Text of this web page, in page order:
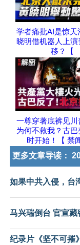
学者痛批AI是惊天
晓明借机器人上演
移？【
一尊穿著底裤见川
为何不救我？古巴
时开始！【 禁
更多文章导读：
如果中共入侵，台
马兴瑞倒台 官宣藏
纪录片《坚不可摧